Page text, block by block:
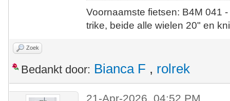
Voornaamste fietsen: B4M
trike, beide alle wielen 20" en
Zoek
Bedankt door: Bianca F , rolrek
21-Apr-2026, 04:52 PM